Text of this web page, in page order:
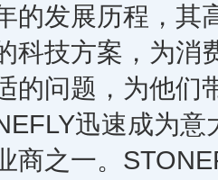
的发展历程，其
科技方案，为消
的问题，为他们
迅速成为意
商之一。